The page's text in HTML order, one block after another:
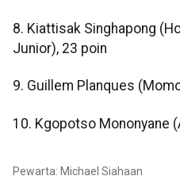
8. Kiattisak Singhapong
Junior), 23 poin
9. Guillem Planques
10. Kgopotso Mononyane
Pewarta: Michael Siahaan